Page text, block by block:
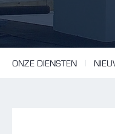
ONZE DIENSTEN